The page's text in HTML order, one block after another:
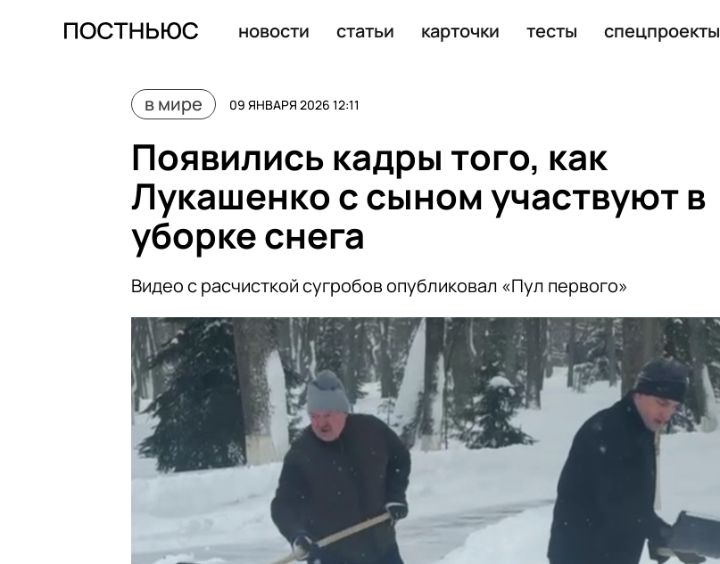
новости статьи карточки тесты спецпроекты
в мире 09 ЯНВАРЯ 2026 12:11
Появились кадры того, как
Лукашенко с сыном участвуют в
уборке снега
Видео с расчисткой сугробов опубликовал «Пул первого»